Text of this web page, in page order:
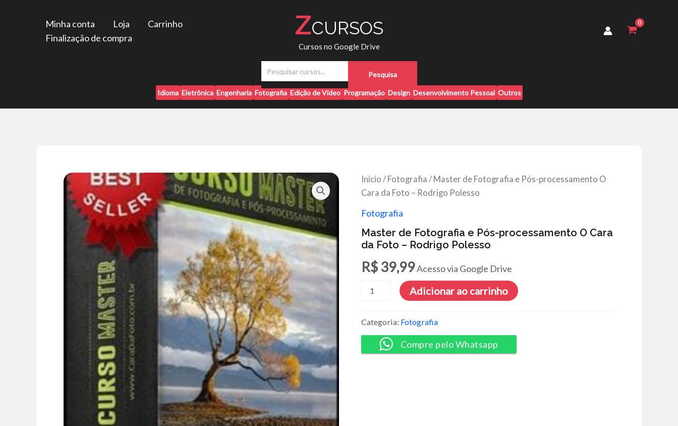
Minha conta Loja
Carrinho
Finalização de compra
ZCURSOS
Cursos no Google Drive
q
Pesquisa
Idioma Eletrônica Engenharia Fotografia Edição de Vídeo Programação Design Desenvolvimento Pessoal Outros
Início / Fotografia / Master de Fotografia e Pós-processamento O
Cara da Foto – Rodrigo Polesso
Fotografia
Master de Fotografia e Pós-processamento O Cara
da Foto – Rodrigo Polesso
R$39,99Acesso via Google Drive
Pós-
processamento
Cara
Adicionar ao carrinho
Categoria: Fotografia
Compre pelo Whatsapp
Rodrigo
Polesso
quantidade